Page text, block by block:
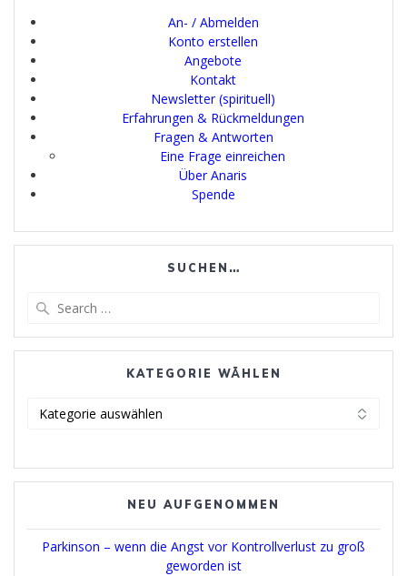
An- / Abmelden
Konto erstellen
Angebote
Kontakt
Newsletter (spirituell)
Erfahrungen & Rückmeldungen
Fragen & Antworten
Eine Frage einreichen
Über Anaris
Spende
SUCHEN…
KATEGORIE WÄHLEN
NEU AUFGENOMMEN
Parkinson – wenn die Angst vor Kontrollverlust zu groß
geworden ist